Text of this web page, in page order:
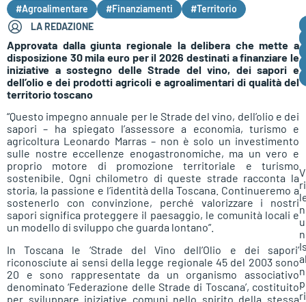
#Agroalimentare
#Finanziamenti
#Territorio
LA REDAZIONE
Approvata dalla giunta regionale la delibera che mette a
disposizione 30 mila euro per il 2026 destinati a finanziare le
iniziative a sostegno delle Strade del vino, dei sapori e
dell’olio e dei prodotti agricoli e agroalimentari di qualità del
territorio toscano
“Questo impegno annuale per le Strade del vino, dell’olio e dei
sapori – ha spiegato l’assessore a economia, turismo e
agricoltura Leonardo Marras – non è solo un investimento
sulle nostre eccellenze enogastronomiche, ma un vero e
proprio motore di promozione territoriale e turismo
sostenibile. Ogni chilometro di queste strade racconta la
storia, la passione e l’identità della Toscana. Continueremo a
sostenerlo con convinzione, perché valorizzare i nostri
sapori significa proteggere il paesaggio, le comunità locali e
un modello di sviluppo che guarda lontano”.
In Toscana le ‘Strade del Vino dell’Olio e dei sapori’
riconosciute ai sensi della legge regionale 45 del 2003 sono
20 e sono rappresentate da un organismo associativo
denominato ‘Federazione delle Strade di Toscana’, costituito
per sviluppare iniziative comuni nello spirito della stessa